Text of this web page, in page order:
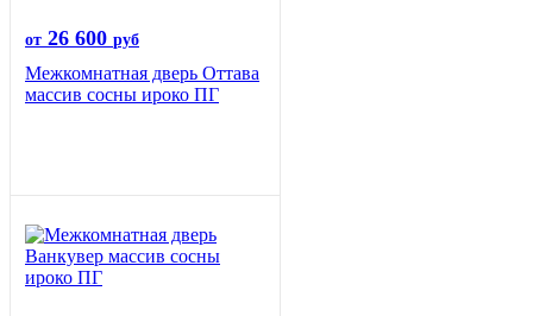
от 26 600 руб
Межкомнатная дверь Оттава
массив сосны ироко ПГ